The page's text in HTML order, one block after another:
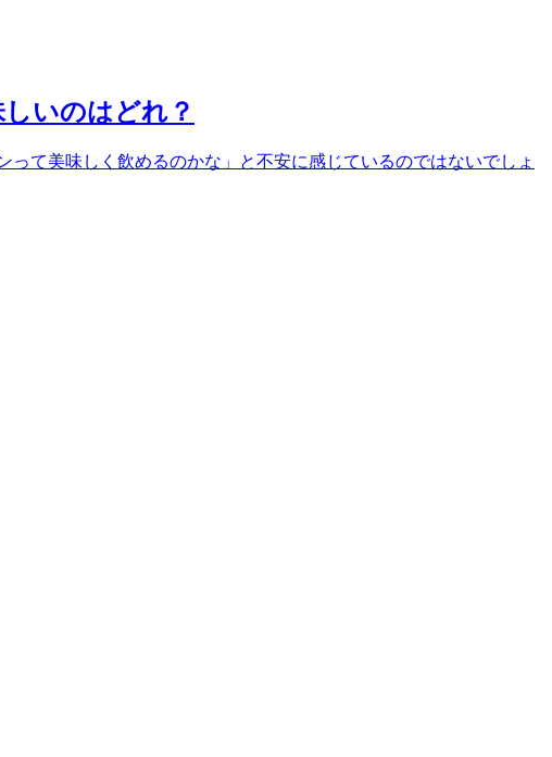
いのはどれ？
て美味しく飲めるのかな」と不安に感じているのではないでしょ